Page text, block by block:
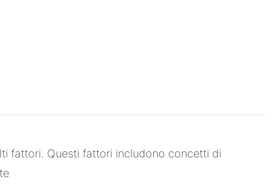
fattori. Questi fattori includono concetti di